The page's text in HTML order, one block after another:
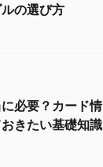
の選び方
必要？カード情
きたい基礎知識